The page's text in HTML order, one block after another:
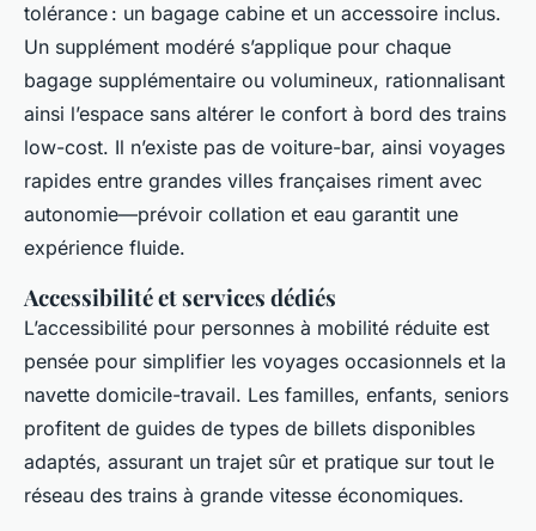
tolérance : un bagage cabine et un accessoire inclus.
Un supplément modéré s’applique pour chaque
bagage supplémentaire ou volumineux, rationnalisant
ainsi l’espace sans altérer le confort à bord des trains
low-cost. Il n’existe pas de voiture-bar, ainsi voyages
rapides entre grandes villes françaises riment avec
autonomie—prévoir collation et eau garantit une
expérience fluide.
Accessibilité et services dédiés
L’accessibilité pour personnes à mobilité réduite est
pensée pour simplifier les voyages occasionnels et la
navette domicile-travail. Les familles, enfants, seniors
profitent de guides de types de billets disponibles
adaptés, assurant un trajet sûr et pratique sur tout le
réseau des trains à grande vitesse économiques.